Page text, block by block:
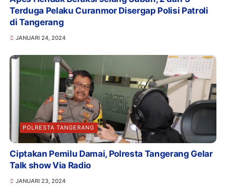
Terduga Pelaku Curanmor Disergap Polisi Patroli
di Tangerang
JANUARI 24, 2024
POLRESTA TANGERANG
Ciptakan Pemilu Damai, Polresta Tangerang Gelar
Talk show Via Radio
JANUARI 23, 2024